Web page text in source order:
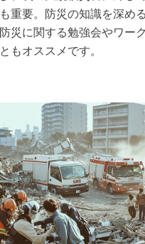
重要。防災の知識を深め
災に関する勉強会やワー
もオススメです。